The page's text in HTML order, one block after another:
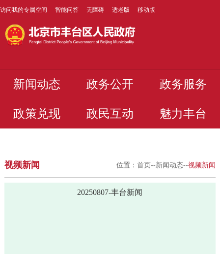
访问我的专属空间 智能问答 无障碍 适老版 移动版
新闻动态 政务公开 政务服务
政策兑现 政民互动 魅力丰台
视频新闻 位置：首页--新闻动态--视频新闻
20250807-丰台新闻